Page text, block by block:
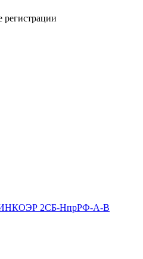
регистрации
ИНКОЭР 2СБ-НпрРФ-А-В